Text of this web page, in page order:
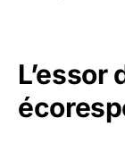
L’essor